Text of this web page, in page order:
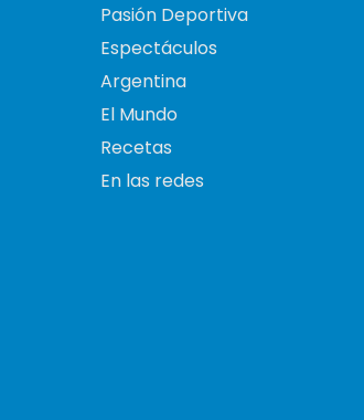
Pasión Deportiva
Espectáculos
Argentina
El Mundo
Recetas
En las redes